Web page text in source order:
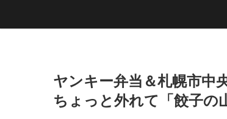
ヤンキー弁当＆札幌市中
ちょっと外れて「餃子の